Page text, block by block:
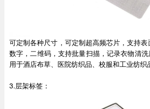
可定制各种尺寸，可定制超高频芯片，支持表
数字，二维码，支持批量扫描，记录衣物清
用于酒店布草、医院纺织品、校服和工业纺织
3.层架标签：